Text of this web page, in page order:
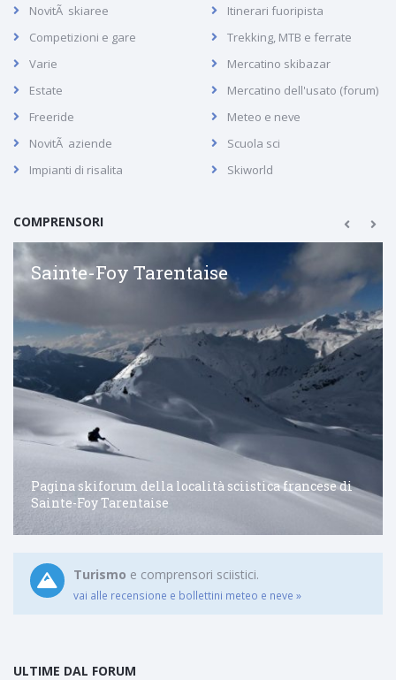
NovitÃ skiaree
Competizioni e gare
Varie
Estate
Freeride
NovitÃ aziende
Impianti di risalita
Itinerari fuoripista
Trekking, MTB e ferrate
Mercatino skibazar
Mercatino dell'usato (forum)
Meteo e neve
Scuola sci
Skiworld
COMPRENSORI
Sainte-Foy Tarentaise
Pagina skiforum della località sciistica francese di
Sainte-Foy Tarentaise
Turismo e comprensori sciistici.
vai alle recensione e bollettini meteo e neve »
ULTIME DAL FORUM